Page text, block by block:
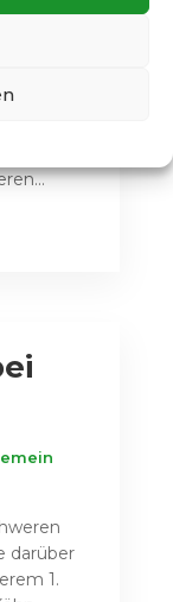
Am
darüber
1.